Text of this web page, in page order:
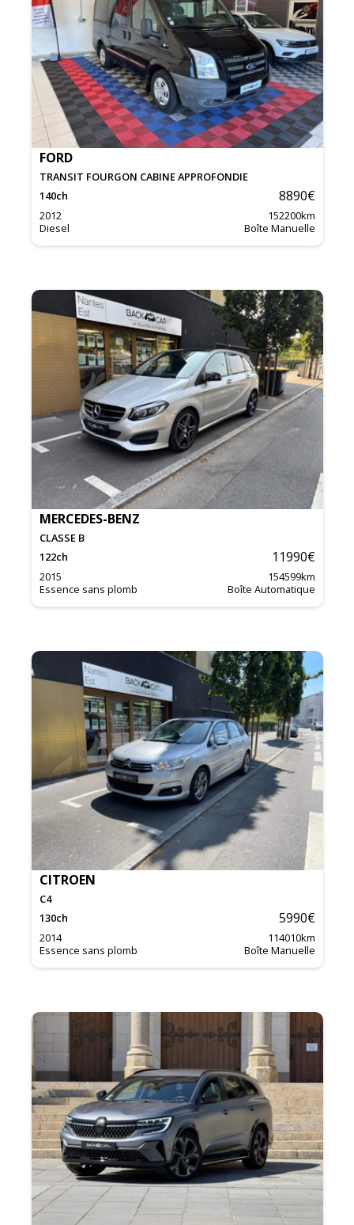
FORD
TRANSIT FOURGON CABINE APPROFONDIE
140ch 8890€
2012 152200km
Diesel
Boîte Manuelle
MERCEDES-BENZ
CLASSE B
122ch 11990€
2015 154599km
Essence sans plomb
Boîte Automatique
CITROEN
C4
130ch 5990€
2014 114010km
Essence sans plomb
Boîte Manuelle